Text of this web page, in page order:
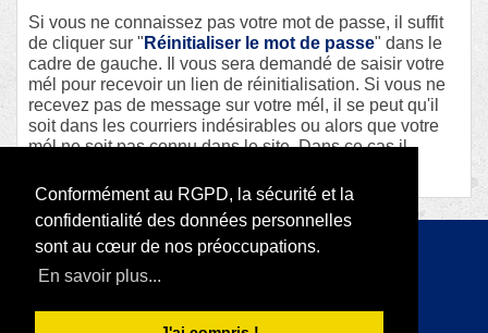
Conformément au RGPD, la sécurité et la
confidentialité des données personnelles
sont au cœur de nos préoccupations.
En savoir plus...
Si vous ne connaissez pas votre mot de passe, il suffit
de cliquer sur " Réinitialiser le mot de passe" dans le
cadre de gauche. Il vous sera demandé de saisir votre
mél pour recevoir un lien de réinitialisation. Si vous ne
recevez pas de message sur votre mél, il se peut qu'il
soit dans les courriers indésirables ou alors que votre
mél ne soit pas connu dans le site. Dans ce cas il
Copyright 2026 par RODI Platform
|